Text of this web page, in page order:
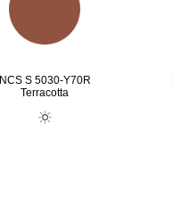
NCS S 5030-Y70R
Terracotta